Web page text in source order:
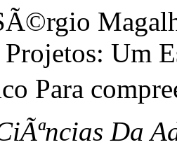
Projetos: Um
Para
Da